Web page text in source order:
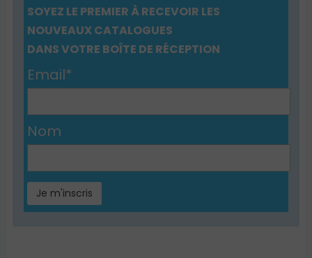
SOYEZ LE PREMIER À RECEVOIR LES
NOUVEAUX CATALOGUES
DANS VOTRE BOÎTE DE RÉCEPTION
Email*
Nom